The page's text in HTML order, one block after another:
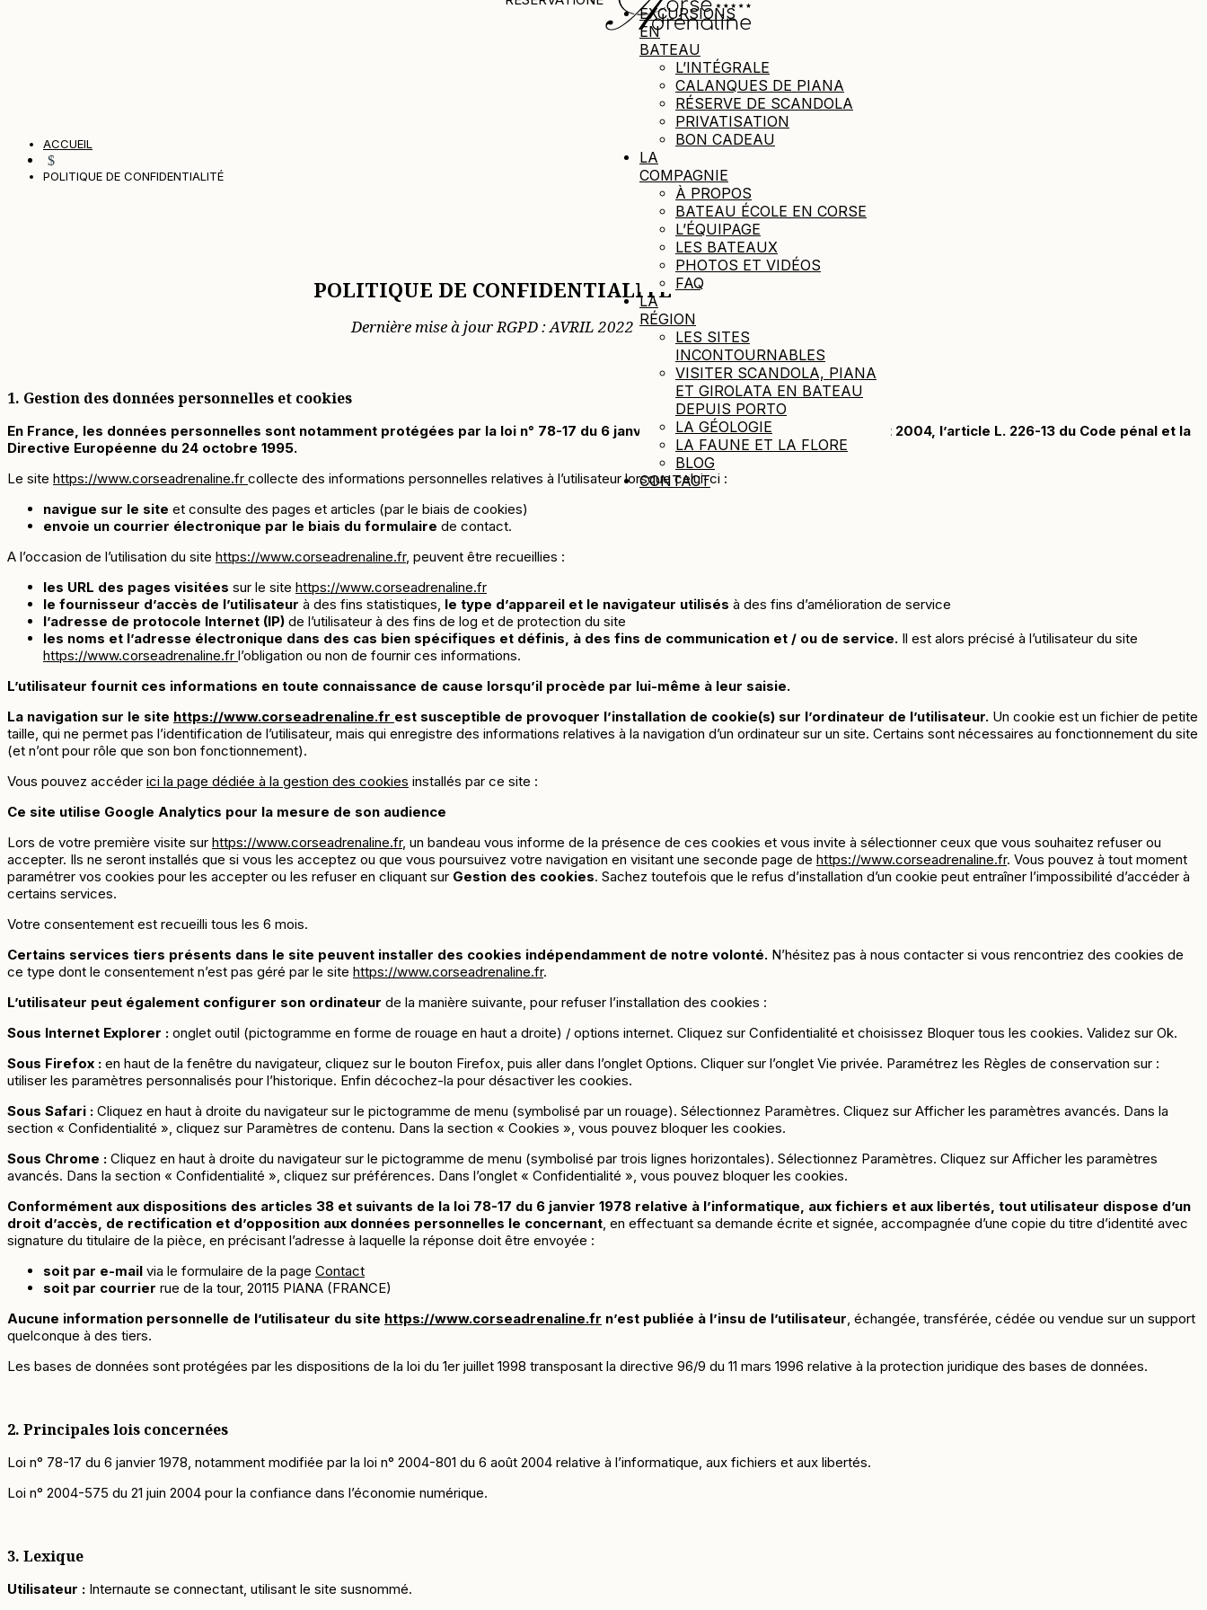
EXCURSIONS
EN
BATEAU
L’INTÉGRALE
CALANQUES DE PIANA
RÉSERVE DE SCANDOLA
PRIVATISATION
BON CADEAU
LA
COMPAGNIE
À PROPOS
BATEAU ÉCOLE EN CORSE
L’ÉQUIPAGE
LES BATEAUX
PHOTOS ET VIDÉOS
FAQ
LA
RÉGION
LES SITES
INCONTOURNABLES
VISITER SCANDOLA, PIANA
ET GIROLATA EN BATEAU
DEPUIS PORTO
LA GÉOLOGIE
LA FAUNE ET LA FLORE
BLOG
CONTACT
ACCUEIL
$
POLITIQUE DE CONFIDENTIALITÉ
POLITIQUE DE CONFIDENTIALITÉ
Dernière mise à jour RGPD : AVRIL 2022
1. Gestion des données personnelles et cookies
En France, les données personnelles sont notamment protégées par la loi n° 78-17 du 6 janvier 1978, la loi n° 2004-801 du 6 août 2004, l’article L. 226-13 du Code pénal et la
Directive Européenne du 24 octobre 1995.
Le site https://www.corseadrenaline.fr collecte des informations personnelles relatives à l’utilisateur lorsque celui-ci :
navigue sur le site et consulte des pages et articles (par le biais de cookies)
envoie un courrier électronique par le biais du formulaire de contact.
A l’occasion de l’utilisation du site https://www.corseadrenaline.fr, peuvent être recueillies :
les URL des pages visitées sur le site https://www.corseadrenaline.fr
le fournisseur d’accès de l’utilisateur à des fins statistiques, le type d’appareil et le navigateur utilisés à des fins d’amélioration de service
l’adresse de protocole Internet (IP) de l’utilisateur à des fins de log et de protection du site
les noms et l’adresse électronique dans des cas bien spécifiques et définis, à des fins de communication et / ou de service. Il est alors précisé à l’utilisateur du site
https://www.corseadrenaline.fr l’obligation ou non de fournir ces informations.
L’utilisateur fournit ces informations en toute connaissance de cause lorsqu’il procède par lui-même à leur saisie.
La navigation sur le site https://www.corseadrenaline.fr est susceptible de provoquer l’installation de cookie(s) sur l’ordinateur de l’utilisateur. Un cookie est un fichier de petite
taille, qui ne permet pas l’identification de l’utilisateur, mais qui enregistre des informations relatives à la navigation d’un ordinateur sur un site. Certains sont nécessaires au fonctionnement du site
(et n’ont pour rôle que son bon fonctionnement).
Vous pouvez accéder ici la page dédiée à la gestion des cookies installés par ce site :
Ce site utilise Google Analytics pour la mesure de son audience
Lors de votre première visite sur https://www.corseadrenaline.fr, un bandeau vous informe de la présence de ces cookies et vous invite à sélectionner ceux que vous souhaitez refuser ou
accepter. Ils ne seront installés que si vous les acceptez ou que vous poursuivez votre navigation en visitant une seconde page de https://www.corseadrenaline.fr. Vous pouvez à tout moment
paramétrer vos cookies pour les accepter ou les refuser en cliquant sur Gestion des cookies. Sachez toutefois que le refus d’installation d’un cookie peut entraîner l’impossibilité d’accéder à
certains services.
Votre consentement est recueilli tous les 6 mois.
Certains services tiers présents dans le site peuvent installer des cookies indépendamment de notre volonté. N’hésitez pas à nous contacter si vous rencontriez des cookies de
ce type dont le consentement n’est pas géré par le site https://www.corseadrenaline.fr.
L’utilisateur peut également configurer son ordinateur de la manière suivante, pour refuser l’installation des cookies :
Sous Internet Explorer : onglet outil (pictogramme en forme de rouage en haut a droite) / options internet. Cliquez sur Confidentialité et choisissez Bloquer tous les cookies. Validez sur Ok.
Sous Firefox : en haut de la fenêtre du navigateur, cliquez sur le bouton Firefox, puis aller dans l’onglet Options. Cliquer sur l’onglet Vie privée. Paramétrez les Règles de conservation sur :
utiliser les paramètres personnalisés pour l’historique. Enfin décochez-la pour désactiver les cookies.
Sous Safari : Cliquez en haut à droite du navigateur sur le pictogramme de menu (symbolisé par un rouage). Sélectionnez Paramètres. Cliquez sur Afficher les paramètres avancés. Dans la
section « Confidentialité », cliquez sur Paramètres de contenu. Dans la section « Cookies », vous pouvez bloquer les cookies.
Sous Chrome : Cliquez en haut à droite du navigateur sur le pictogramme de menu (symbolisé par trois lignes horizontales). Sélectionnez Paramètres. Cliquez sur Afficher les paramètres
avancés. Dans la section « Confidentialité », cliquez sur préférences. Dans l’onglet « Confidentialité », vous pouvez bloquer les cookies.
Conformément aux dispositions des articles 38 et suivants de la loi 78-17 du 6 janvier 1978 relative à l’informatique, aux fichiers et aux libertés, tout utilisateur dispose d’un
droit d’accès, de rectification et d’opposition aux données personnelles le concernant , en effectuant sa demande écrite et signée, accompagnée d’une copie du titre d’identité avec
signature du titulaire de la pièce, en précisant l’adresse à laquelle la réponse doit être envoyée :
soit par e-mail via le formulaire de la page Contact
soit par courrier rue de la tour, 20115 PIANA (FRANCE)
Aucune information personnelle de l’utilisateur du site https://www.corseadrenaline.fr n’est publiée à l’insu de l’utilisateur , échangée, transférée, cédée ou vendue sur un support
quelconque à des tiers.
Les bases de données sont protégées par les dispositions de la loi du 1er juillet 1998 transposant la directive 96/9 du 11 mars 1996 relative à la protection juridique des bases de données.
2. Principales lois concernées
Loi n° 78-17 du 6 janvier 1978, notamment modifiée par la loi n° 2004-801 du 6 août 2004 relative à l’informatique, aux fichiers et aux libertés.
Loi n° 2004-575 du 21 juin 2004 pour la confiance dans l’économie numérique.
3. Lexique
Utilisateur : Internaute se connectant, utilisant le site susnommé.